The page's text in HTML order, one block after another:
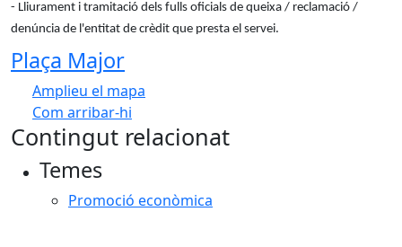
- Lliurament i tramitació dels fulls oficials de queixa / reclamació /
denúncia de l'entitat de crèdit que presta el servei.
Plaça Major
Amplieu el mapa
Com arribar-hi
+
Contingut relacionat
Temes
Promoció econòmica